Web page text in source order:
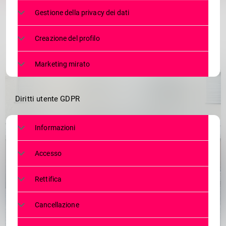
Gestione della privacy dei dati
Creazione del profilo
Marketing mirato
Diritti utente GDPR
Informazioni
Accesso
Rettifica
Cancellazione